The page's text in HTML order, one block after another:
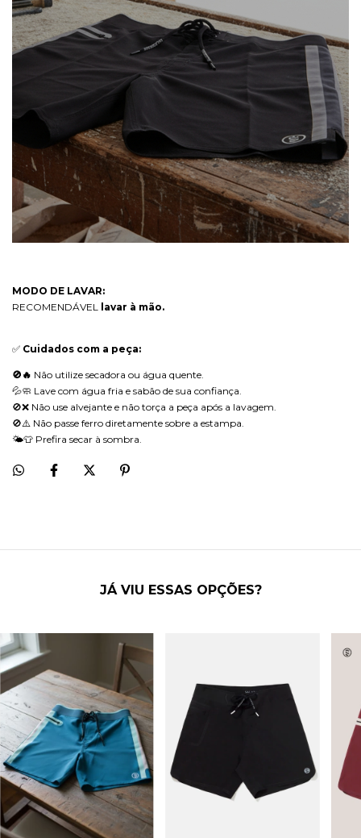
MODO DE LAVAR:
RECOMENDÁVEL
lavar à mão.
✅ Cuidados com a peça:
🚫🔥 Não utilize secadora ou água quente.
💦🧼 Lave com água fria e sabão de sua confiança.
🚫❌ Não use alvejante e não torça a peça após a lavagem.
🚫⚠️ Não passe ferro diretamente sobre a estampa.
🌤️👕 Prefira secar à sombra.
JÁ VIU ESSAS OPÇÕES?